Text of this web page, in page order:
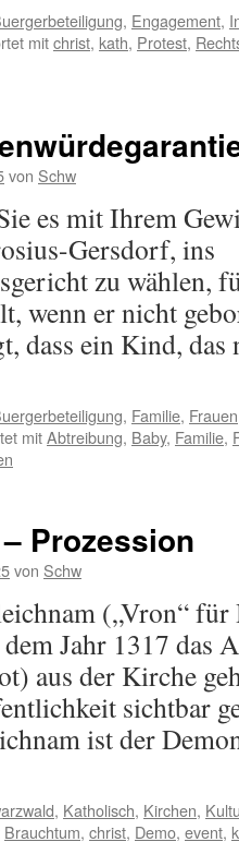
, Engagement,
mitchrist, kath, Protest,
von Schw
es mit Ihrem
Gersdorf, ins
zu wählen,
wenn er nicht
dass ein Kind,
, Familie, Frauen
mitAbtreibung, Baby, Familie,
Prozession
von Schw
(„Vron“
Jahr 1317 das
aus der Kirche
sichtbar
ist der
, Katholisch, Kirchen,
Brauchtum, christ, Demo, event,